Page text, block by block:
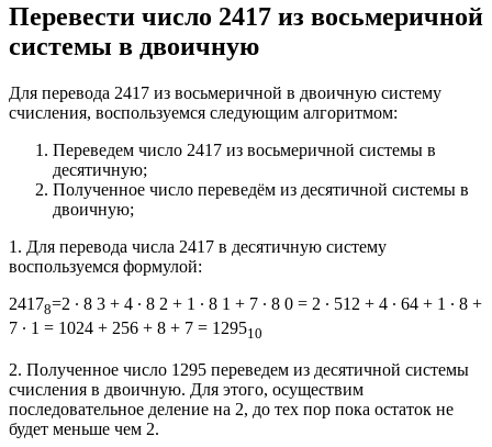
Перевести число 2417 из восьмеричной
системы в двоичную
Для перевода 2417 из восьмеричной в двоичную систему
счисления, воспользуемся следующим алгоритмом:
Переведем число 2417 из восьмеричной системы в
десятичную;
Полученное число переведём из десятичной системы в
двоичную;
1. Для перевода числа 2417 в десятичную систему
воспользуемся формулой:
24178=2 ∙ 8 3 + 4 ∙ 8 2 + 1 ∙ 8 1 + 7 ∙ 8 0 = 2 ∙ 512 + 4 ∙ 64 + 1 ∙ 8 +
7 ∙ 1 = 1024 + 256 + 8 + 7 = 129510
2. Полученное число 1295 переведем из десятичной системы
счисления в двоичную. Для этого, осуществим
последовательное деление на 2, до тех пор пока остаток не
будет меньше чем 2.